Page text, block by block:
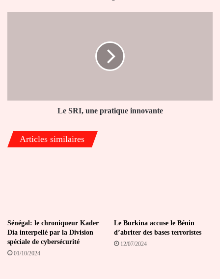
Le SRI, une pratique innovante
Articles similaires
Sénégal: le chroniqueur Kader
Dia interpellé par la Division
spéciale de cybersécurité
01/10/2024
Le Burkina accuse le Bénin
d’abriter des bases terroristes
12/07/2024